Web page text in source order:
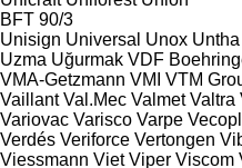
BFT 90/3
Unisign Universal Unox Untha
Uzma Uğurmak VDF
VMA-Getzmann VMI VTM
Vaillant Val.Mec Valmet Valtra
Variovac Varisco Varpe
Verdés Veriforce Vertongen
Viessmann Viet Viper Viscom